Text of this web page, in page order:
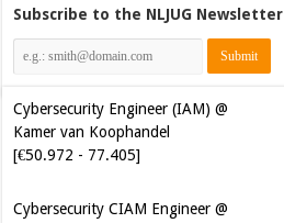
Subscribe to the NLJUG Newsletter
Cybersecurity Engineer (IAM) @
[€50.972 - 77.405]
Cybersecurity CIAM Engineer @
Kamer van Koophandel
[€50.972 - 77.405]
Java Developer @ Ilionx